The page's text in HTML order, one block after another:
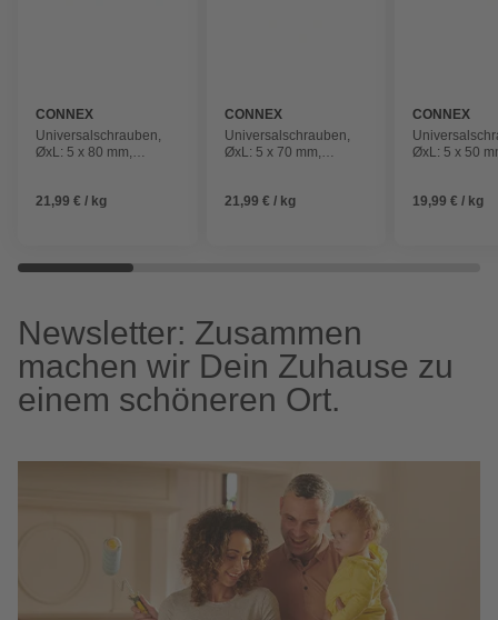
CONNEX
Universalschrauben,
ØxL: 5 x 80 mm,
21,99 € / kg
CONNEX
Universalschrauben,
ØxL: 5 x 70 mm,
21,99 € / kg
CONNEX
ØxL: 5 x 50
19,99 € / kg
Newsletter: Zusammen
machen wir Dein Zuhause zu
einem schöneren Ort.